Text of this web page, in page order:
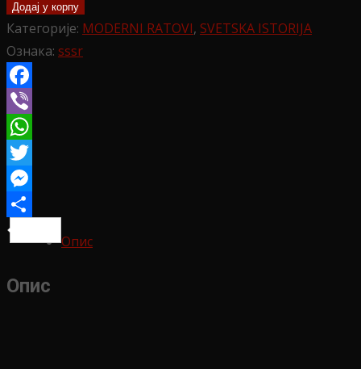
Додај у корпу
Категорије: MODERNI RATOVI, SVETSKA ISTORIJA
Ознака: sssr
Facebook
Viber
WhatsApp
Twitter
Messenger
Опис
Опис